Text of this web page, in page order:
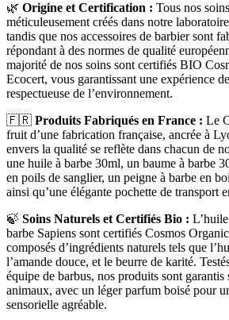
🌿 Origine et Certification : Tous nos
méticuleusement créés dans notre
tandis que nos accessoires de barbier sont
répondant à des normes de qualité
majorité de nos soins sont certifiés BIO
Ecocert, vous garantissant une expérience
respectueuse de l’environnement.
🇫🇷 Produits Fabriqués en France : Le
fruit d’une fabrication française, ancrée à
envers la qualité se reflète dans chacun de
une huile à barbe 30ml, un baume à barbe
en poils de sanglier, un peigne à barbe en
ainsi qu’une élégante pochette de transport
🍃 Soins Naturels et Certifiés Bio :
barbe Sapiens sont certifiés Cosmos
composés d’ingrédients naturels tels que
l’amande douce, et le beurre de karité.
équipe de barbus, nos produits sont garantis
animaux, avec un léger parfum boisé pour
sensorielle agréable.